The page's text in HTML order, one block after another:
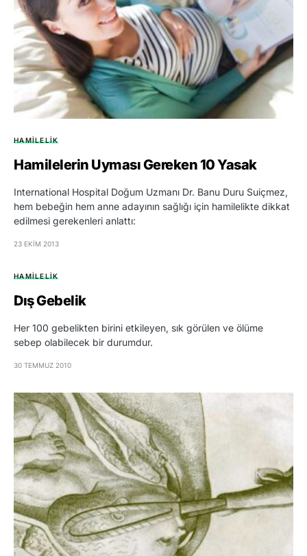
HAMILELIK
Hamilelerin Uyması Gereken 10 Yasak
International Hospital Doğum Uzmanı Dr. Banu Duru Suiçmez,
hem bebeğin hem anne adayının sağlığı için hamilelikte dikkat
edilmesi gerekenleri anlattı:
23 EKIM 2013
HAMILELIK
Dış Gebelik
Her 100 gebelikten birini etkileyen, sık görülen ve ölüme
sebep olabilecek bir durumdur.
30 TEMMUZ 2010